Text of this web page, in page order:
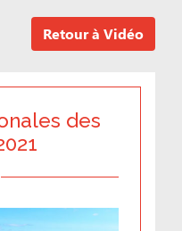
Retour à Vidéo
des